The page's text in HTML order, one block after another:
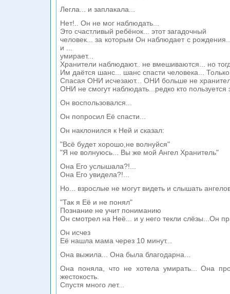
Легла... и заплакала...
Нет!.. Он не мог наблюдать...
Это счастливый ребёнок... этот загадочный
человек... за которым Он наблюдает с
и ...
умирает...
Хранители наблюдают.. не вмешиваются... но
Им даётся шанс... шанс спасти человека...
Спасая ОНИ исчезают... ОНИ больше не
ОНИ не смогут наблюдать...редко кто
Он воспользовался...
Он попросил Её спасти...
Он наклонился к Ней и сказал:
"Всё будет хорошо,не волнуйся"
"Я не волнуюсь... Вы же мой Ангел Хранитель"
Она Его услышала?!...
Она Его увидела?!...
Но... взрослые не могут видеть и слышать
"Так я Её и не понял"
Познание не учит пониманию
Он смотрел на Неё... и у него текли слёзы...Он
Он исчез
Её нашла мама через 10 минут...
Она выжила... Она была благодарна...
Она поняла, что не хотела умирать... Она
жестокость.
Спустя много лет...